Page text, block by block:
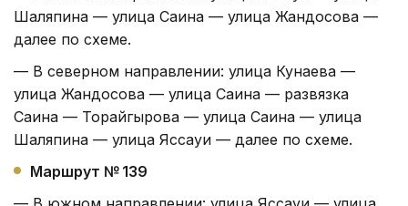
Шаляпина — улица Саина — улица Жандосова —
далее по схеме.
— В северном направлении: улица Кунаева —
улица Жандосова — улица Саина — развязка
Саина — Торайгырова — улица Саина — улица
Шаляпина — улица Яссауи — далее по схеме.
Маршрут № 139